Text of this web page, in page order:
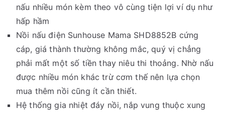
nấu nhiều món kèm theo vô cùng tiện lợi ví dụ như
hấp hầm
Nồi nấu điện Sunhouse Mama SHD8852B cứng
cáp, giá thành thường không mắc, quý vị chẳng
phải mất một số tiền thay niêu thi thoảng. Nhờ nấu
được nhiều món khác trừ cơm thế nên lựa chọn
mua thêm nồi cũng ít cần thiết.
Hệ thống gia nhiệt đáy nồi, nắp vung thuộc xung